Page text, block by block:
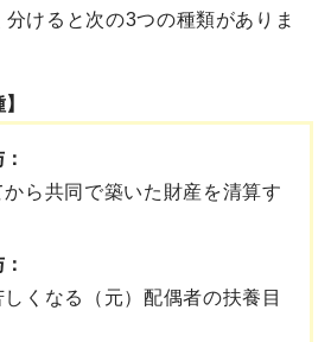
けると次の3つの種類がありま
ら共同で築いた財産を清算す
くなる（元）配偶者の扶養目